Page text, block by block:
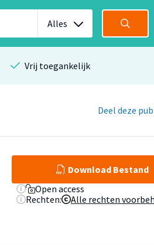
Alles
Vrij toegankelijk
Deel deze
Download Bestand
Open access
Rechten:
Alle rechten